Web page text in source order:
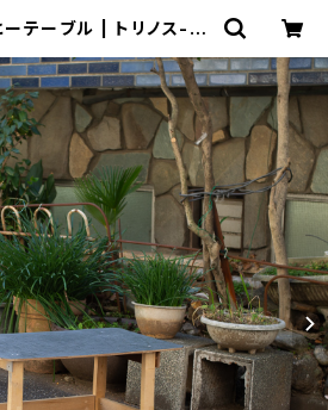
テーブル | トリノス-to
ショップ・古着